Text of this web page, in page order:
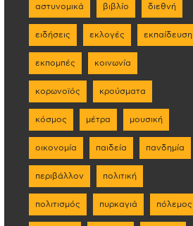
αστυνομικά βιβλίο διεθνή
ειδήσεις εκλογές εκπαίδευση
εκπομπές κοινωνία
κορωνοϊός κρούσματα
κόσμος μέτρα μουσική
οικονομία παιδεία πανδημία
περιβάλλον πολιτική
πολιτισμός πυρκαγιά πόλεμος